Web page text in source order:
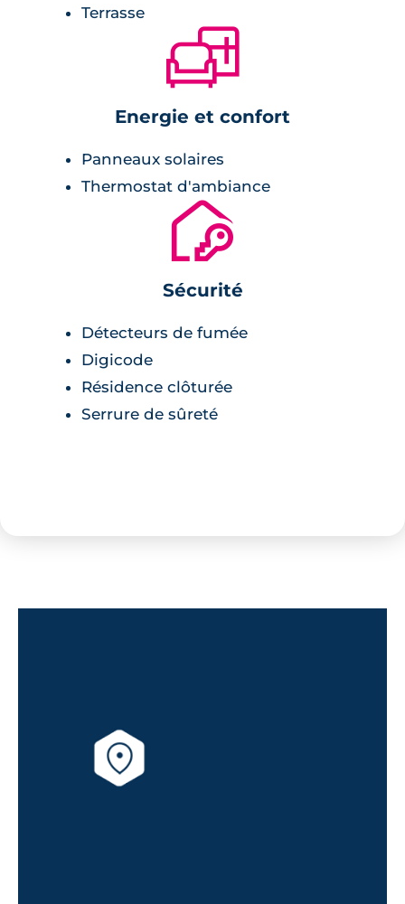
Terrasse
🛋
Energie et confort
Panneaux solaires
Thermostat d'ambiance
🔐
Sécurité
Détecteurs de fumée
Digicode
Résidence clôturée
Serrure de sûreté